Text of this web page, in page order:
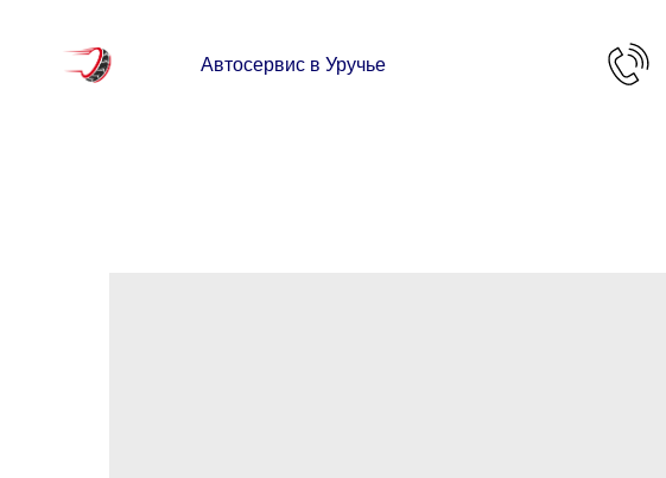
Автосервис в Уручье